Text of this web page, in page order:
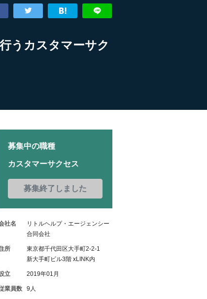
うカスタマーサク
募集中の職種
カスタマーサクセス
募集終了しました
社名
リトルヘルプ・エージェンシー
合同会社
所
東京都千代田区大手町2-2-1
新大手町ビル3階 xLINK内
立 2019年01月
業員数 9人